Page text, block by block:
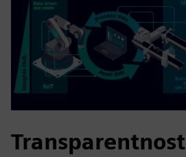
Transparentnost